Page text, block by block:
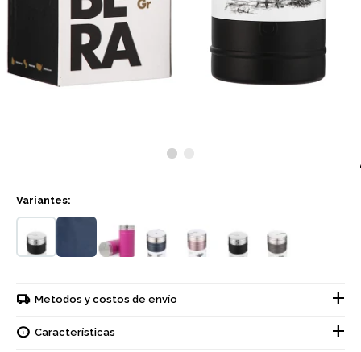
Variantes:
Metodos y costos de envío
Características